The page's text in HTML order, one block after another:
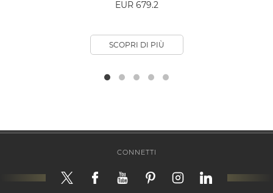
EUR 679.2
SCOPRI DI PIÙ
CONNETTI